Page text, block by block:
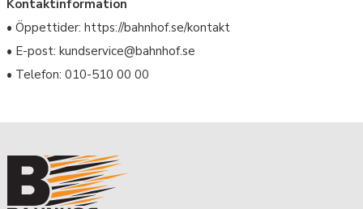
Kontaktinformation
• Öppettider: https://bahnhof.se/kontakt
• E-post: kundservice@bahnhof.se
• Telefon: 010-510 00 00